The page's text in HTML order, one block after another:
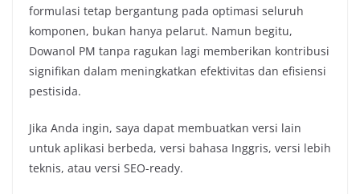
formulasi tetap bergantung pada optimasi seluruh
komponen, bukan hanya pelarut. Namun begitu,
Dowanol PM tanpa ragukan lagi memberikan kontribusi
signifikan dalam meningkatkan efektivitas dan efisiensi
pestisida.
Jika Anda ingin, saya dapat membuatkan versi lain
untuk aplikasi berbeda, versi bahasa Inggris, versi lebih
teknis, atau versi SEO-ready.